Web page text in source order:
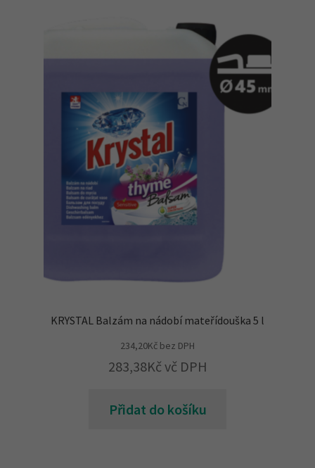
KRYSTAL Balzám na nádobí mateřídouška 5 l
234,20Kč bez DPH
283,38Kč vč DPH
Přidat do košíku